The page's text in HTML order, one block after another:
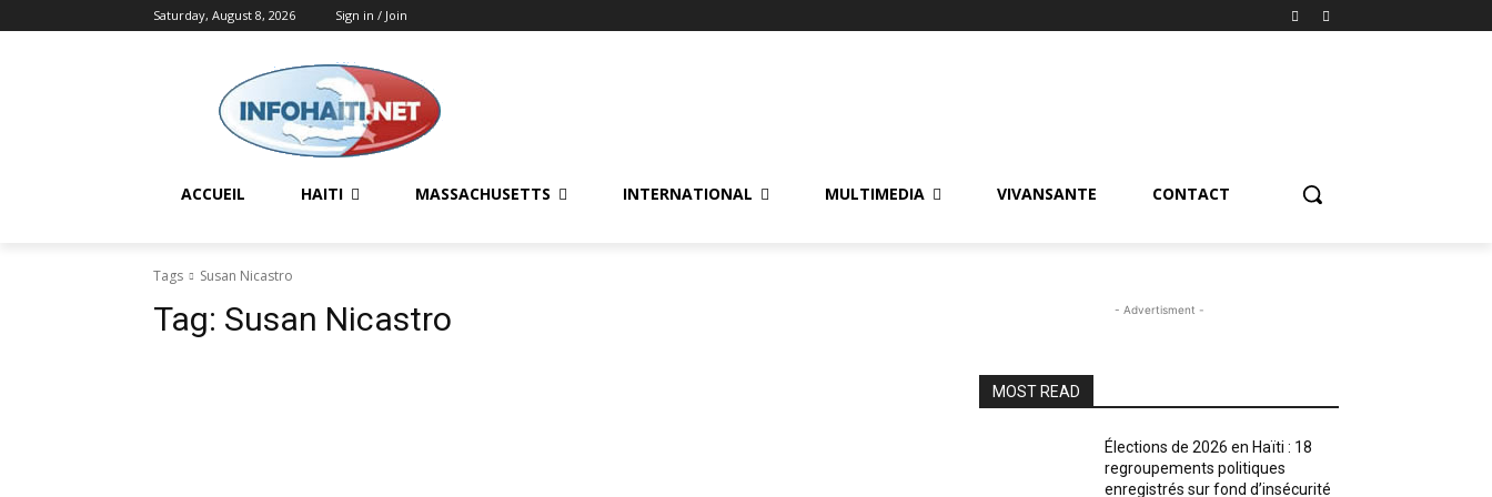
Saturday, August 8, 2026 Sign in / Join
ACCUEIL HAITI MASSACHUSETTS INTERNATIONAL MULTIMEDIA VIVANSANTE CONTACT
Tags Susan Nicastro
Tag: Susan Nicastro - Advertisment -
MOST READ
Élections de 2026 en Haïti : 18
regroupements politiques
enregistrés sur fond d’insécurité